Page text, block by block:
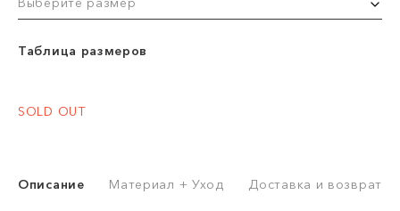
Таблица размеров
SOLD OUT
Описание Материал + Уход Доставка и возврат